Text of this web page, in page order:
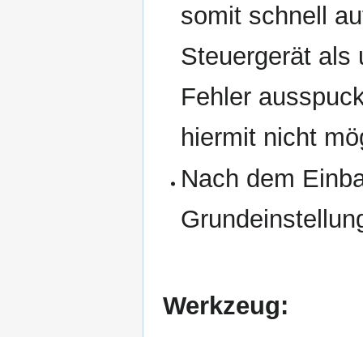
somit schnell
Steuergerät als
Fehler
hiermit nicht
Nach dem
Werkzeug: